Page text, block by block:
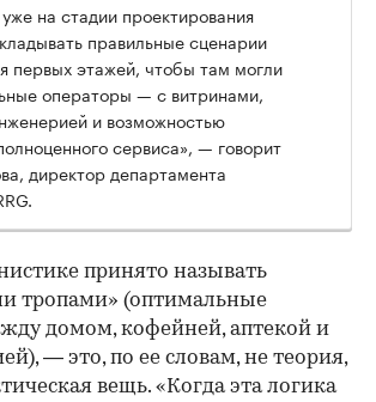
на стадии проектирования
правильные сценарии
первых этажей, чтобы там могли
операторы — с витринами,
и возможностью
сервиса», — говорит
директор департамента
принято называть
тропами» (оптимальные
домом, кофейней, аптекой и
— это, по ее словам, не теория,
вещь. «Когда эта логика